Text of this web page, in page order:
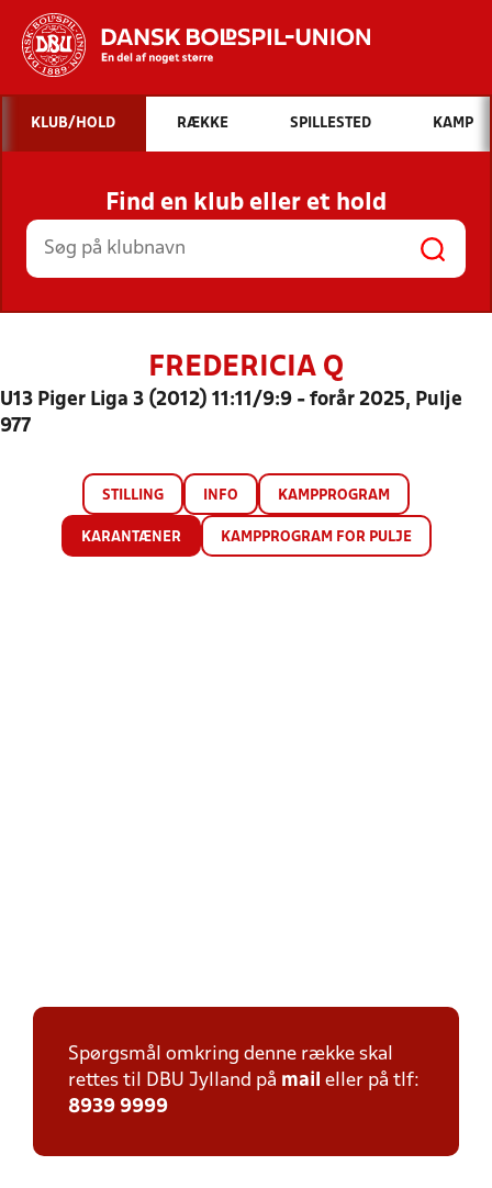
Hvad vil du søge efter?
INDHOLD OG NYHEDER
STILLINGER, RESULTATER, KLUBBER OG
HOLD
KLUB/HOLD RÆKKE SPILLESTED KAMP
Find en klub eller et hold
FREDERICIA Q
U13 Piger Liga 3 (2012) 11:11/9:9 - forår 2025, Pulje
977
STILLING INFO KAMPPROGRAM
KARANTÆNER KAMPPROGRAM FOR PULJE
Spørgsmål omkring denne række skal
rettes til DBU Jylland på mail eller på tlf:
8939 9999